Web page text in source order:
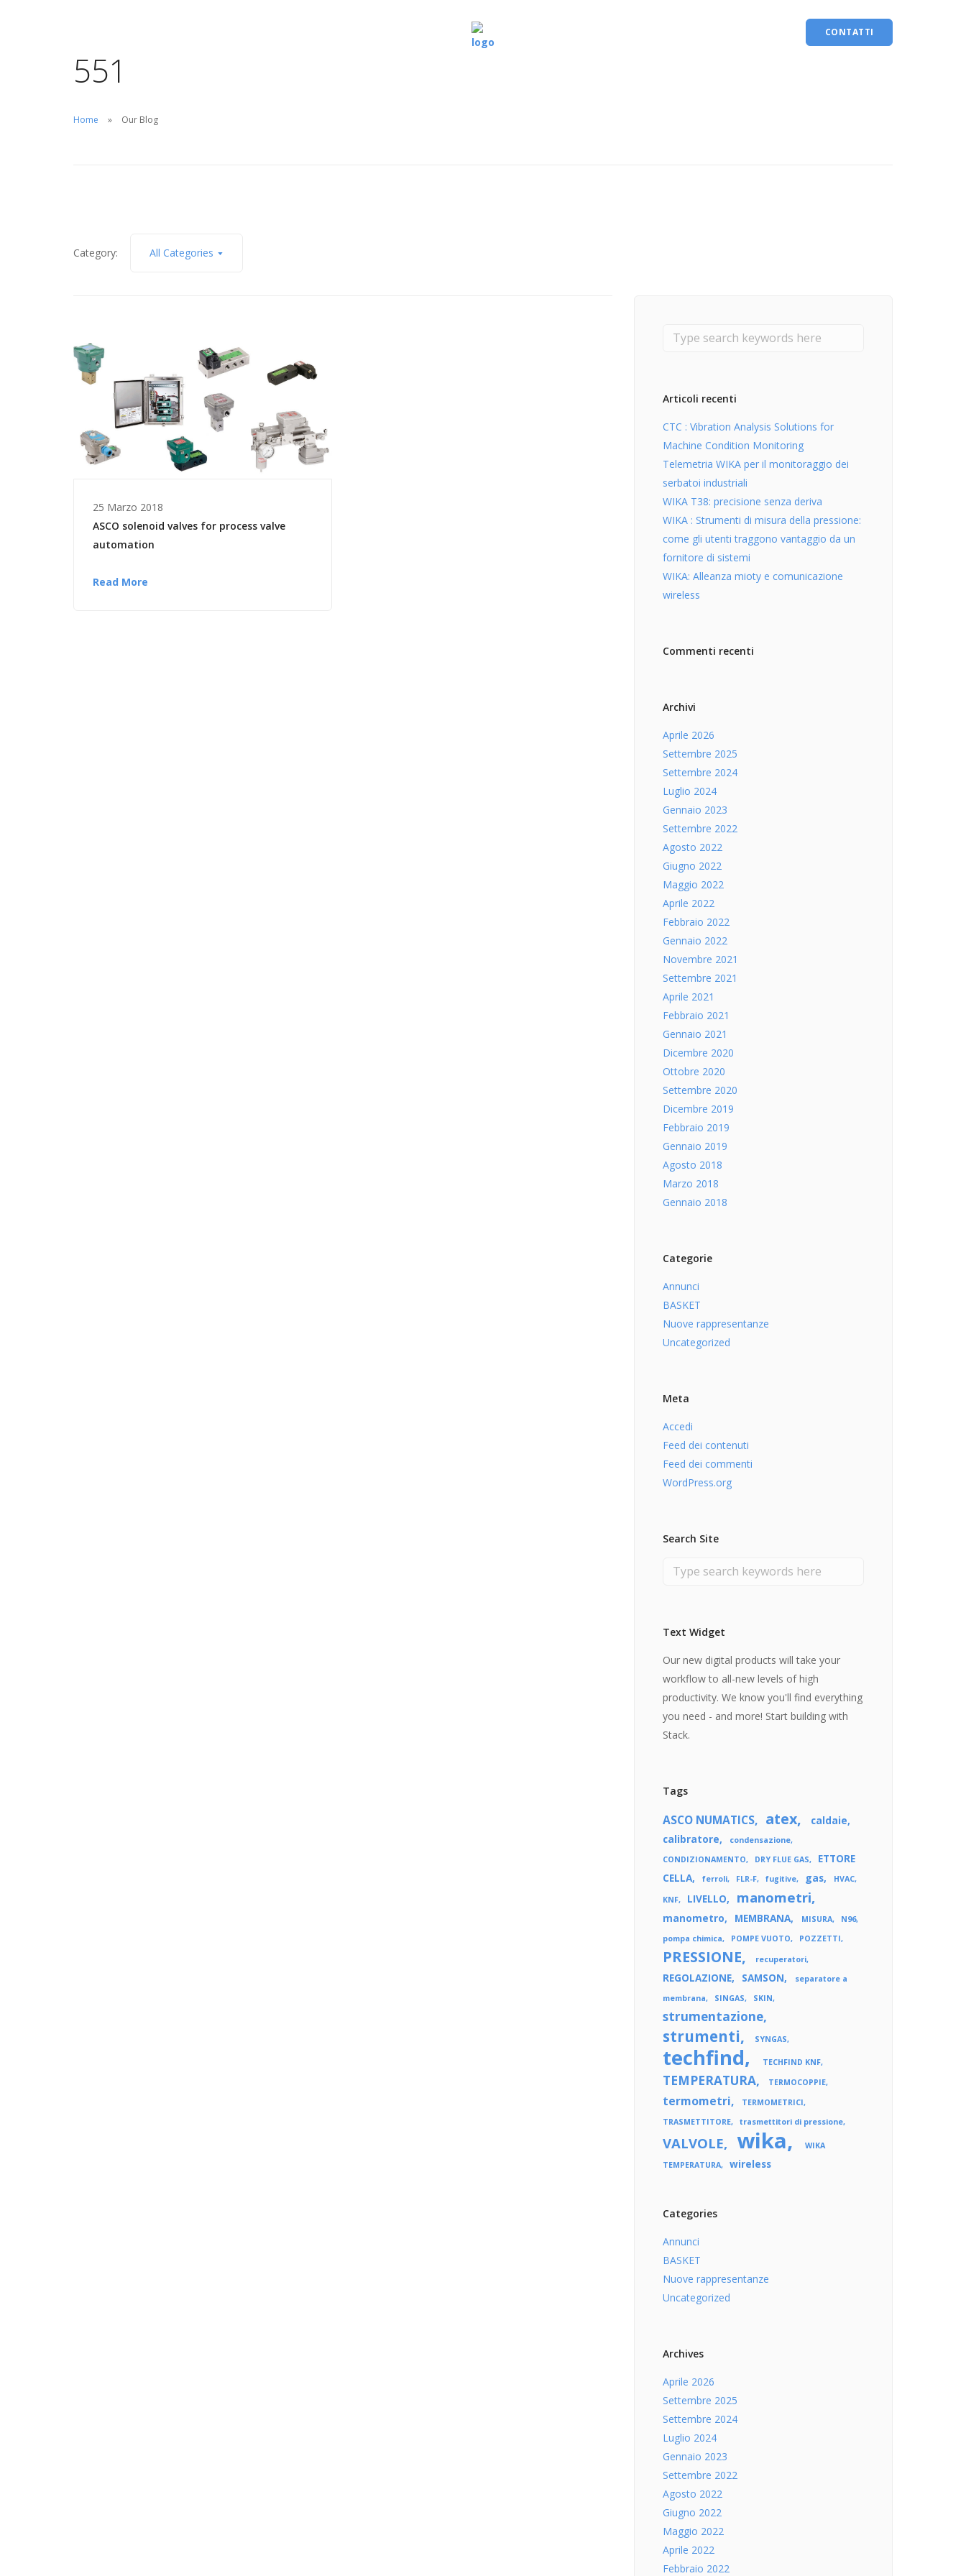
CONTATTI
551
Home Our Blog
Category: All Categories
25 Marzo 2018
ASCO solenoid valves for process valve
automation
Read More
Articoli recenti
CTC : Vibration Analysis Solutions for
Machine Condition Monitoring
Telemetria WIKA per il monitoraggio dei
serbatoi industriali
WIKA T38: precisione senza deriva
WIKA : Strumenti di misura della pressione:
come gli utenti traggono vantaggio da un
fornitore di sistemi
WIKA: Alleanza mioty e comunicazione
wireless
Commenti recenti
Archivi
Aprile 2026
Settembre 2025
Settembre 2024
Luglio 2024
Gennaio 2023
Settembre 2022
Agosto 2022
Giugno 2022
Maggio 2022
Aprile 2022
Febbraio 2022
Gennaio 2022
Novembre 2021
Settembre 2021
Aprile 2021
Febbraio 2021
Gennaio 2021
Dicembre 2020
Ottobre 2020
Settembre 2020
Dicembre 2019
Febbraio 2019
Gennaio 2019
Agosto 2018
Marzo 2018
Gennaio 2018
Categorie
Annunci
BASKET
Nuove rappresentanze
Uncategorized
Meta
Accedi
Feed dei contenuti
Feed dei commenti
WordPress.org
Search Site
Text Widget
Our new digital products will take your
workflow to all-new levels of high
productivity. We know you'll find everything
you need - and more! Start building with
Stack.
Tags
ASCO NUMATICS atex
caldaie
calibratore
condensazione
CONDIZIONAMENTO
DRY FLUE GAS
ETTORE
CELLA
ferroli FLR-F fugitive gas HVAC
KNF LIVELLO manometri
manometro MEMBRANA MISURA
N96
pompa chimica
POMPE VUOTO POZZETTI
PRESSIONE recuperatori
REGOLAZIONE SAMSON
separatore a
membrana
SINGAS SKIN
strumentazione
strumenti SYNGAS
techfind TECHFIND KNF
TEMPERATURA TERMOCOPPIE
termometri
TERMOMETRICI
TRASMETTITORE
trasmettitori di pressione
VALVOLE wika
WIKA
TEMPERATURA
wireless
Categories
Annunci
BASKET
Nuove rappresentanze
Uncategorized
Archives
Aprile 2026
Settembre 2025
Settembre 2024
Luglio 2024
Gennaio 2023
Settembre 2022
Agosto 2022
Giugno 2022
Maggio 2022
Aprile 2022
Febbraio 2022